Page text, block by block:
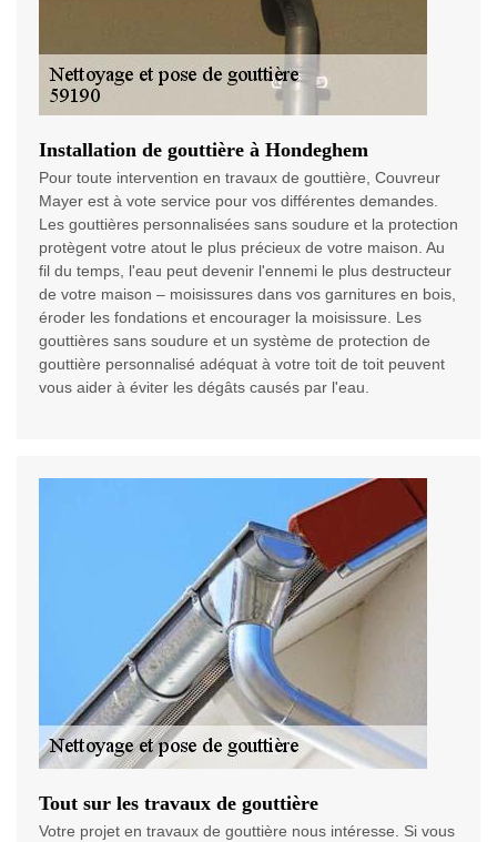
Installation de gouttière à Hondeghem
Pour toute intervention en travaux de gouttière, Couvreur
Mayer est à vote service pour vos différentes demandes.
Les gouttières personnalisées sans soudure et la protection
protègent votre atout le plus précieux de votre maison. Au
fil du temps, l'eau peut devenir l'ennemi le plus destructeur
de votre maison – moisissures dans vos garnitures en bois,
éroder les fondations et encourager la moisissure. Les
gouttières sans soudure et un système de protection de
gouttière personnalisé adéquat à votre toit de toit peuvent
vous aider à éviter les dégâts causés par l'eau.
Tout sur les travaux de gouttière
Votre projet en travaux de gouttière nous intéresse. Si vous